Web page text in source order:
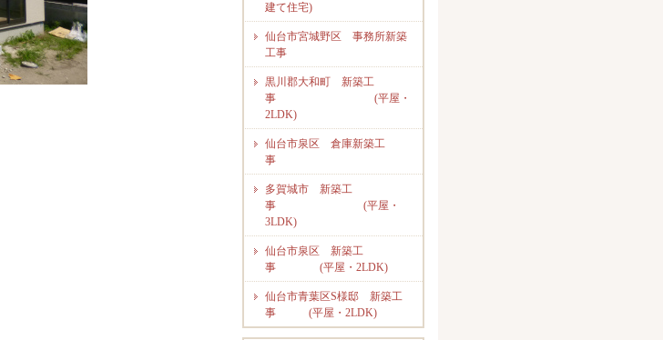
建て住宅)
仙台市宮城野区 事務所新築
工事
黒川郡大和町 新築工
事 (平屋・
2LDK)
仙台市泉区 倉庫新築工
事
多賀城市 新築工
事 (平屋・
3LDK)
仙台市泉区 新築工
事 (平屋・2LDK)
仙台市青葉区S様邸 新築工
事 (平屋・2LDK)